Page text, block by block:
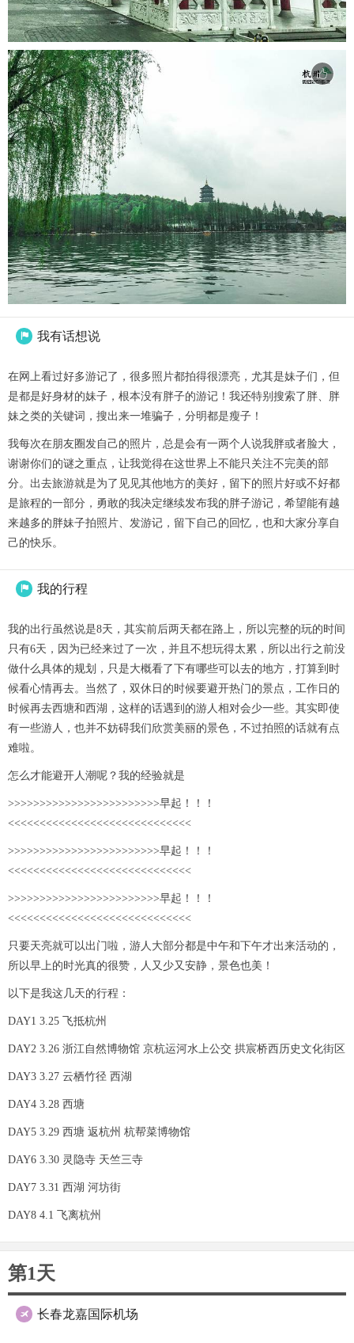
 我有话想说
在网上看过好多游记了，很多照片都拍得很漂亮，尤其是妹子们，但
是都是好身材的妹子，根本没有胖子的游记！我还特别搜索了胖、胖
妹之类的关键词，搜出来一堆骗子，分明都是瘦子！
我每次在朋友圈发自己的照片，总是会有一两个人说我胖或者脸大，
谢谢你们的谜之重点，让我觉得在这世界上不能只关注不完美的部
分。出去旅游就是为了见见其他地方的美好，留下的照片好或不好都
是旅程的一部分，勇敢的我决定继续发布我的胖子游记，希望能有越
来越多的胖妹子拍照片、发游记，留下自己的回忆，也和大家分享自
己的快乐。
 我的行程
我的出行虽然说是8天，其实前后两天都在路上，所以完整的玩的时间
只有6天，因为已经来过了一次，并且不想玩得太累，所以出行之前没
做什么具体的规划，只是大概看了下有哪些可以去的地方，打算到时
候看心情再去。当然了，双休日的时候要避开热门的景点，工作日的
时候再去西塘和西湖，这样的话遇到的游人相对会少一些。其实即使
有一些游人，也并不妨碍我们欣赏美丽的景色，不过拍照的话就有点
难啦。
怎么才能避开人潮呢？我的经验就是
>>>>>>>>>>>>>>>>>>>>>>>>早起！！！
<<<<<<<<<<<<<<<<<<<<<<<<<<<<<
>>>>>>>>>>>>>>>>>>>>>>>>早起！！！
<<<<<<<<<<<<<<<<<<<<<<<<<<<<<
>>>>>>>>>>>>>>>>>>>>>>>>早起！！！
<<<<<<<<<<<<<<<<<<<<<<<<<<<<<
只要天亮就可以出门啦，游人大部分都是中午和下午才出来活动的，
所以早上的时光真的很赞，人又少又安静，景色也美！
以下是我这几天的行程：
DAY1 3.25 飞抵杭州
DAY2 3.26 浙江自然博物馆 京杭运河水上公交 拱宸桥西历史文化街区
DAY3 3.27 云栖竹径 西湖
DAY4 3.28 西塘
DAY5 3.29 西塘 返杭州 杭帮菜博物馆
DAY6 3.30 灵隐寺 天竺三寺
DAY7 3.31 西湖 河坊街
DAY8 4.1 飞离杭州
第1天
 长春龙嘉国际机场